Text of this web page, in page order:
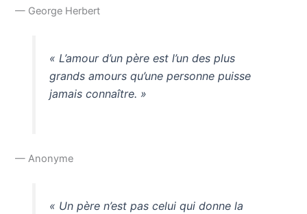
— George Herbert
« L’amour d’un père est l’un des plus
grands amours qu’une personne puisse
jamais connaître. »
— Anonyme
« Un père n’est pas celui qui donne la